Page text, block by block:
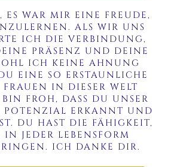
ES WAR MIR EINE FREUDE,
ALS WIR UNS
ICH DIE VERBINDUNG,
PRÄSENZ UND DEINE
ICH KEINE AHNUNG
EINE SO ERSTAUNLICHE
IN DIESER WELT
FROH, DASS DU UNSER
POTENZIAL ERKANNT UND
DU HAST DIE FÄHIGKEIT,
IN JEDER LEBENSFORM
ICH DANKE DIR.